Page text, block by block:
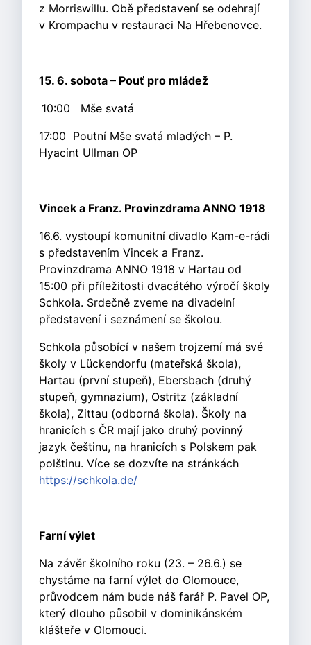
z Morriswillu. Obě představení se odehrají
v Krompachu v restauraci Na Hřebenovce.
15. 6. sobota – Pouť pro mládež
10:00 Mše svatá
17:00 Poutní Mše svatá mladých – P.
Hyacint Ullman OP
Vincek a Franz. Provinzdrama ANNO 1918
16.6. vystoupí komunitní divadlo Kam-e-rádi
s představením Vincek a Franz.
Provinzdrama ANNO 1918 v Hartau od
15:00 při příležitosti dvacátého výročí školy
Schkola. Srdečně zveme na divadelní
představení i seznámení se školou.
Schkola působící v našem trojzemí má své
školy v Lückendorfu (mateřská škola),
Hartau (první stupeň), Ebersbach (druhý
stupeň, gymnazium), Ostritz (základní
škola), Zittau (odborná škola). Školy na
hranicích s ČR mají jako druhý povinný
jazyk češtinu, na hranicích s Polskem pak
polštinu. Více se dozvíte na stránkách
https://schkola.de/
Farní výlet
Na závěr školního roku (23. – 26.6.) se
chystáme na farní výlet do Olomouce,
průvodcem nám bude náš farář P. Pavel OP,
který dlouho působil v dominikánském
klášteře v Olomouci.